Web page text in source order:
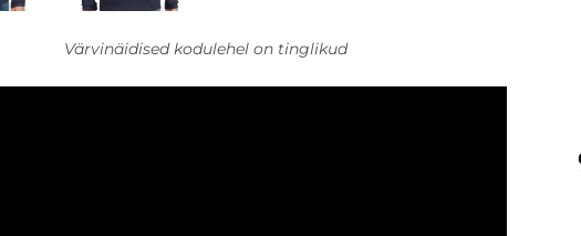
Värvinäidised kodulehel on tinglikud